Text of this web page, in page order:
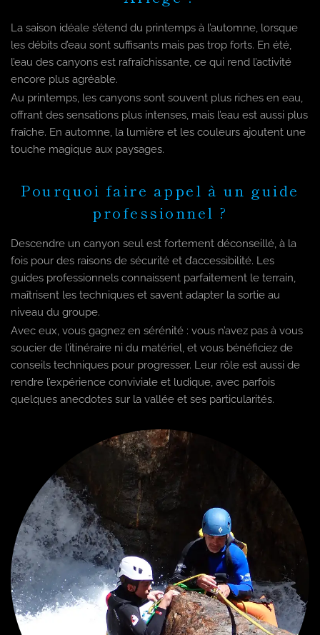
La saison idéale s’étend du printemps à l’automne, lorsque
les débits d’eau sont suffisants mais pas trop forts. En été,
l’eau des canyons est rafraîchissante, ce qui rend l’activité
encore plus agréable.
Au printemps, les canyons sont souvent plus riches en eau,
offrant des sensations plus intenses, mais l’eau est aussi plus
fraîche. En automne, la lumière et les couleurs ajoutent une
touche magique aux paysages.
Pourquoi faire appel à un guide
professionnel ?
Descendre un canyon seul est fortement déconseillé, à la
fois pour des raisons de sécurité et d’accessibilité. Les
guides professionnels connaissent parfaitement le terrain,
maîtrisent les techniques et savent adapter la sortie au
niveau du groupe.
Avec eux, vous gagnez en sérénité : vous n’avez pas à vous
soucier de l’itinéraire ni du matériel, et vous bénéficiez de
conseils techniques pour progresser. Leur rôle est aussi de
rendre l’expérience conviviale et ludique, avec parfois
quelques anecdotes sur la vallée et ses particularités.